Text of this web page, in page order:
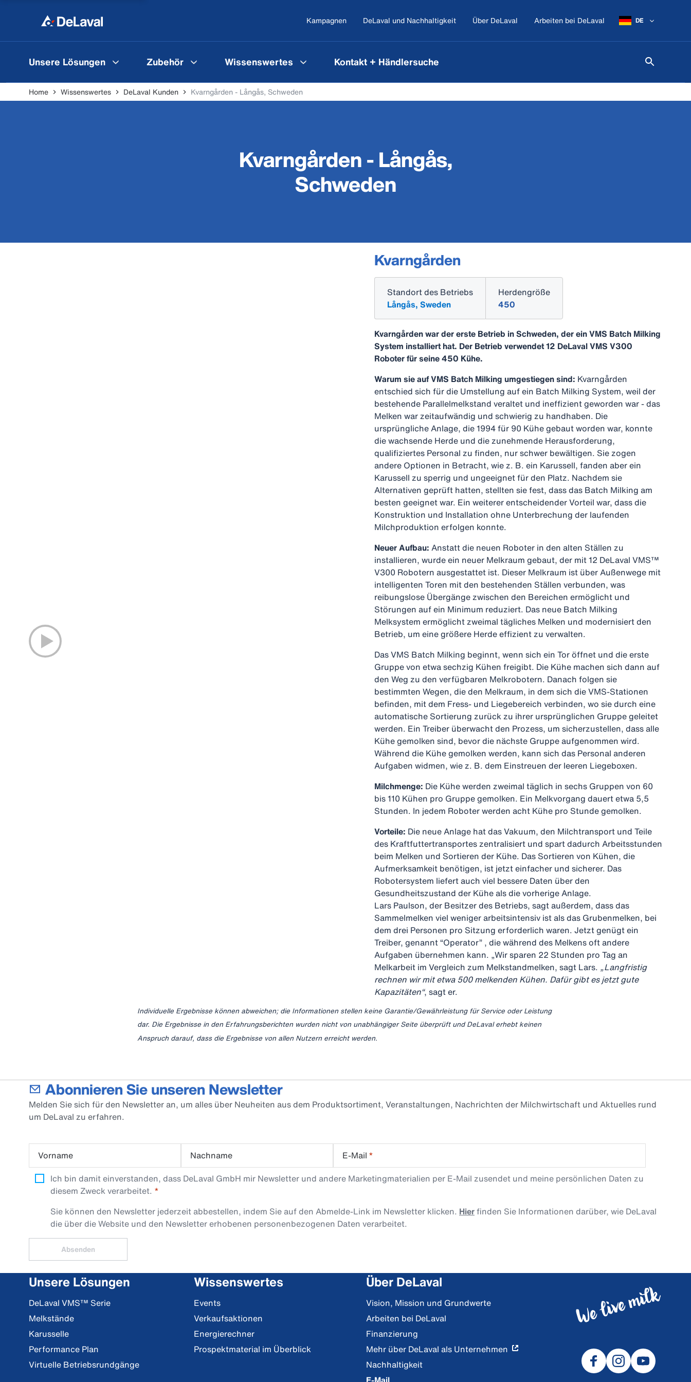
Kampagnen DeLaval und Nachhaltigkeit Über DeLaval Arbeiten bei DeLaval DE
Unsere Lösungen Zubehör Wissenswertes Kontakt + Händlersuche
Home Wissenswertes DeLaval Kunden Kvarngården - Långås, Schweden
Kvarngården - Långås,
Schweden
Kvarngården
Standort des Betriebs
Långås, Sweden
Herdengröße
450
Kvarngården war der erste Betrieb in Schweden, der ein VMS Batch Milking
System installiert hat. Der Betrieb verwendet 12 DeLaval VMS V300
Roboter für seine 450 Kühe.
Warum sie auf VMS Batch Milking umgestiegen sind: Kvarngården
entschied sich für die Umstellung auf ein Batch Milking System, weil der
bestehende Parallelmelkstand veraltet und ineffizient geworden war - das
Melken war zeitaufwändig und schwierig zu handhaben. Die
ursprüngliche Anlage, die 1994 für 90 Kühe gebaut worden war, konnte
die wachsende Herde und die zunehmende Herausforderung,
qualifiziertes Personal zu finden, nur schwer bewältigen. Sie zogen
andere Optionen in Betracht, wie z. B. ein Karussell, fanden aber ein
Karussell zu sperrig und ungeeignet für den Platz. Nachdem sie
Alternativen geprüft hatten, stellten sie fest, dass das Batch Milking am
besten geeignet war. Ein weiterer entscheidender Vorteil war, dass die
Konstruktion und Installation ohne Unterbrechung der laufenden
Milchproduktion erfolgen konnte.
Neuer Aufbau: Anstatt die neuen Roboter in den alten Ställen zu
installieren, wurde ein neuer Melkraum gebaut, der mit 12 DeLaval VMS™
V300 Robotern ausgestattet ist. Dieser Melkraum ist über Außenwege mit
intelligenten Toren mit den bestehenden Ställen verbunden, was
reibungslose Übergänge zwischen den Bereichen ermöglicht und
Störungen auf ein Minimum reduziert. Das neue Batch Milking
Melksystem ermöglicht zweimal tägliches Melken und modernisiert den
Betrieb, um eine größere Herde effizient zu verwalten.
Das VMS Batch Milking beginnt, wenn sich ein Tor öffnet und die erste
Gruppe von etwa sechzig Kühen freigibt. Die Kühe machen sich dann auf
den Weg zu den verfügbaren Melkrobotern. Danach folgen sie
bestimmten Wegen, die den Melkraum, in dem sich die VMS-Stationen
befinden, mit dem Fress- und Liegebereich verbinden, wo sie durch eine
automatische Sortierung zurück zu ihrer ursprünglichen Gruppe geleitet
werden. Ein Treiber überwacht den Prozess, um sicherzustellen, dass alle
Kühe gemolken sind, bevor die nächste Gruppe aufgenommen wird.
Während die Kühe gemolken werden, kann sich das Personal anderen
Aufgaben widmen, wie z. B. dem Einstreuen der leeren Liegeboxen.
Milchmenge: Die Kühe werden zweimal täglich in sechs Gruppen von 60
bis 110 Kühen pro Gruppe gemolken. Ein Melkvorgang dauert etwa 5,5
Stunden. In jedem Roboter werden acht Kühe pro Stunde gemolken.
Vorteile: Die neue Anlage hat das Vakuum, den Milchtransport und Teile
des Kraftfuttertransportes zentralisiert und spart dadurch Arbeitsstunden
beim Melken und Sortieren der Kühe. Das Sortieren von Kühen, die
Aufmerksamkeit benötigen, ist jetzt einfacher und sicherer. Das
Robotersystem liefert auch viel bessere Daten über den
Gesundheitszustand der Kühe als die vorherige Anlage.
Lars Paulson, der Besitzer des Betriebs, sagt außerdem, dass das
Sammelmelken viel weniger arbeitsintensiv ist als das Grubenmelken, bei
dem drei Personen pro Sitzung erforderlich waren. Jetzt genügt ein
Treiber, genannt “Operator” , die während des Melkens oft andere
Aufgaben übernehmen kann. „Wir sparen 22 Stunden pro Tag an
Melkarbeit im Vergleich zum Melkstandmelken, sagt Lars. „Langfristig
rechnen wir mit etwa 500 melkenden Kühen. Dafür gibt es jetzt gute
Kapazitäten“, sagt er.
Individuelle Ergebnisse können abweichen; die Informationen stellen keine Garantie/Gewährleistung für Service oder Leistung
dar. Die Ergebnisse in den Erfahrungsberichten wurden nicht von unabhängiger Seite überprüft und DeLaval erhebt keinen
Anspruch darauf, dass die Ergebnisse von allen Nutzern erreicht werden.
Abonnieren Sie unseren Newsletter
Melden Sie sich für den Newsletter an, um alles über Neuheiten aus dem Produktsortiment, Veranstaltungen, Nachrichten der Milchwirtschaft und Aktuelles rund
um DeLaval zu erfahren.
Vorname Nachname E-Mail *
Ich bin damit einverstanden, dass DeLaval GmbH mir Newsletter und andere Marketingmaterialien per E-Mail zusendet und meine persönlichen Daten zu
diesem Zweck verarbeitet.
Sie können den Newsletter jederzeit abbestellen, indem Sie auf den Abmelde-Link im Newsletter klicken. Hierfinden Sie Informationen darüber, wie DeLaval
die über die Website und den Newsletter erhobenen personenbezogenen Daten verarbeitet.
Absenden
Unsere Lösungen
DeLaval VMS™ Serie
Melkstände
Karusselle
Performance Plan
Virtuelle Betriebsrundgänge
Wissenswertes
Events
Verkaufsaktionen
Energierechner
Prospektmaterial im Überblick
Über DeLaval
Vision, Mission und Grundwerte
Arbeiten bei DeLaval
Finanzierung
Mehr über DeLaval als Unternehmen
Nachhaltigkeit